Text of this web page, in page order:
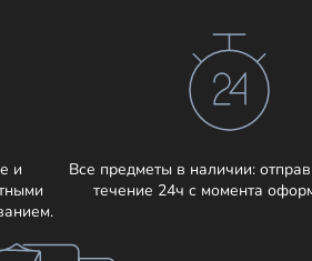
и
Все предметы в наличии:
течение 24ч с момента